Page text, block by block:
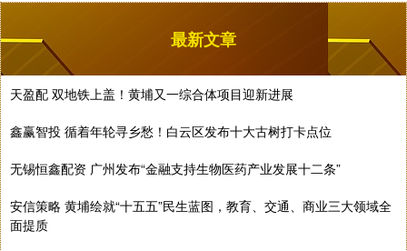
最新文章
天盈配 双地铁上盖！黄埔又一综合体项目迎新进展
鑫赢智投 循着年轮寻乡愁！白云区发布十大古树打卡点位
无锡恒鑫配资 广州发布“金融支持生物医药产业发展十二条”
安信策略 黄埔绘就“十五五”民生蓝图，教育、交通、商业三大领域全
面提质